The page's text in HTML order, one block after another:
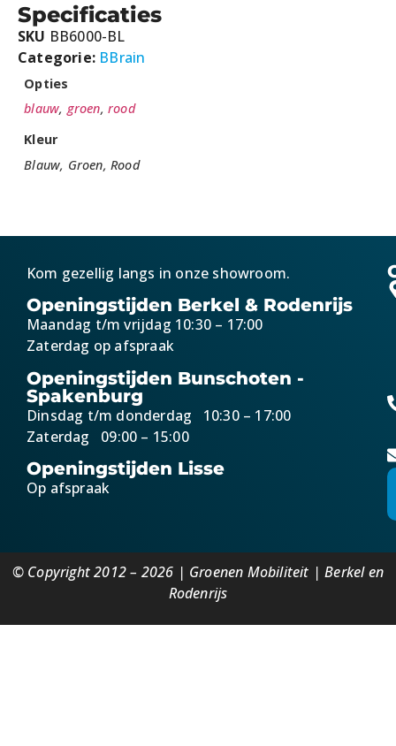
Specificaties
SKU BB6000-BL
Categorie: BBrain
Opties
blauw, groen, rood
Kleur
Blauw, Groen, Rood
Kom gezellig langs in onze showroom.
Openingstijden Berkel & Rodenrijs
Maandag t/m vrijdag 10:30 – 17:00
Zaterdag op afspraak
Openingstijden Bunschoten -
Spakenburg
Dinsdag t/m donderdag 10:30 – 17:00
Zaterdag 09:00 – 15:00
Openingstijden Lisse
Op afspraak
© Copyright 2012 – 2026 | Groenen Mobiliteit | Berkel en
Rodenrijs